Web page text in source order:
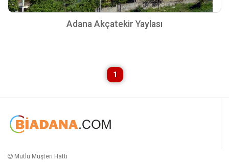
Adana Akçatekir Yaylası
1
Mutlu Müşteri Hattı